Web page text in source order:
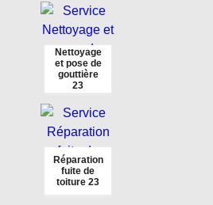
Nettoyage
et pose de
gouttière
23
Réparation
fuite de
toiture 23